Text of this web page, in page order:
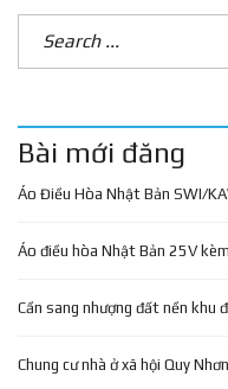
Bài mới đăng
Áo Điều Hòa Nhật Bản SWI/
Áo điều hòa Nhật Bản 25V
Cần sang nhượng đất nền khu
Chung cư nhà ở xã hội Quy